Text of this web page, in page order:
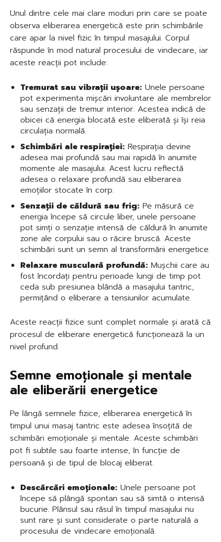
Unul dintre cele mai clare moduri prin care se poate
observa eliberarea energetică este prin schimbările
care apar la nivel fizic în timpul masajului. Corpul
răspunde în mod natural procesului de vindecare, iar
aceste reacții pot include:
Tremurat sau vibrații ușoare: Unele persoane
pot experimenta mișcări involuntare ale membrelor
sau senzații de tremur interior. Acestea indică de
obicei că energia blocată este eliberată și își reia
circulația normală.
Schimbări ale respirației: Respirația devine
adesea mai profundă sau mai rapidă în anumite
momente ale masajului. Acest lucru reflectă
adesea o relaxare profundă sau eliberarea
emoțiilor stocate în corp.
Senzații de căldură sau frig: Pe măsură ce
energia începe să circule liber, unele persoane
pot simți o senzație intensă de căldură în anumite
zone ale corpului sau o răcire bruscă. Aceste
schimbări sunt un semn al transformării energetice.
Relaxare musculară profundă: Mușchii care au
fost încordați pentru perioade lungi de timp pot
ceda sub presiunea blândă a masajului tantric,
permițând o eliberare a tensiunilor acumulate.
Aceste reacții fizice sunt complet normale și arată că
procesul de eliberare energetică funcționează la un
nivel profund.
Semne emoționale și mentale
ale eliberării energetice
Pe lângă semnele fizice, eliberarea energetică în
timpul unui masaj tantric este adesea însoțită de
schimbări emoționale și mentale. Aceste schimbări
pot fi subtile sau foarte intense, în funcție de
persoană și de tipul de blocaj eliberat.
Descărcări emoționale: Unele persoane pot
începe să plângă spontan sau să simtă o intensă
bucurie. Plânsul sau râsul în timpul masajului nu
sunt rare și sunt considerate o parte naturală a
procesului de vindecare emoțională.